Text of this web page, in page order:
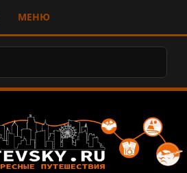
МЕНЮ